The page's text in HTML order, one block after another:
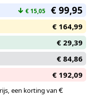
te vissen. Twee
Gwynn - vechters, een
extra's voor
kan met behulp van
wapens:
die kunnen
knijpen.
met een net voor
↓ € 15,05 € 99,95
€ 164,99
€ 29,39
€ 84,86
€ 192,09
een korting van €